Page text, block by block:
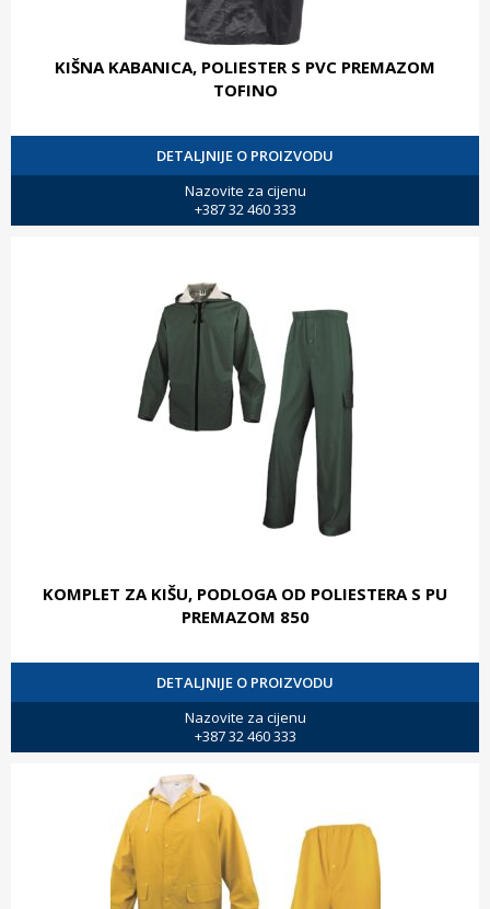
KIŠNA KABANICA, POLIESTER S PVC PREMAZOM
TOFINO
DETALJNIJE O PROIZVODU
Nazovite za cijenu
+387 32 460 333
KOMPLET ZA KIŠU, PODLOGA OD POLIESTERA S PU
PREMAZOM 850
DETALJNIJE O PROIZVODU
Nazovite za cijenu
+387 32 460 333